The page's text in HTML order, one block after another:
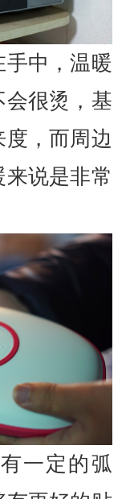
中，温暖
会很烫，基
，而周边
说是非常
一定的弧